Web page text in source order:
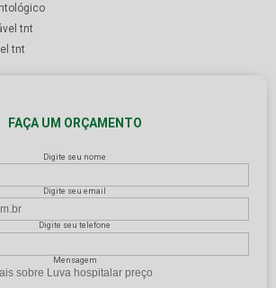
tnt
tnt
FAÇA UM ORÇAMENTO
Digite seu nome
Digite seu email
Digite seu telefone
Mensagem